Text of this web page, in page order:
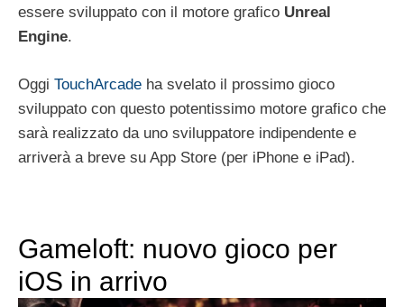
essere sviluppato con il motore grafico Unreal
Engine.
Oggi TouchArcade ha svelato il prossimo gioco
sviluppato con questo potentissimo motore grafico che
sarà realizzato da uno sviluppatore indipendente e
arriverà a breve su App Store (per iPhone e iPad).
Gameloft: nuovo gioco per
iOS in arrivo